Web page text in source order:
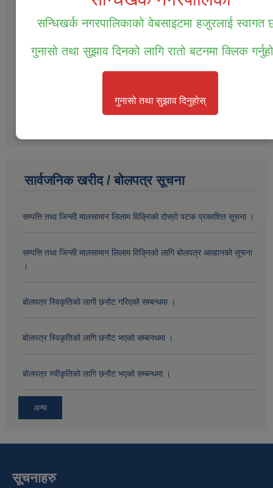
दोश्रो चौमासिक प्रगति प्रतिवेदन
बार्षिक समिक्षाको प्रतिवेदन आ.व.2077/078
सार्वजनिक खरीद / बोलपत्र सूचना
सम्पत्ति तथा जिन्सी मालसामान लिलाम विक्रिको दोस्रो पटक प्रकाशित सूचना ।
सम्पत्ति तथा जिन्सी मालसामान लिलाम विक्रिको लागि बोलपत्र आव्हानको सूचना
।
बोलपत्र स्विकृतिको लागी छनोट गरिएको सम्बन्धमा ।
बोलपत्र स्विकृतिको लागि छनौट भएको सम्बनधमा ।
बोलपत्र स्वीकृतिको लागि छनौट भएको सम्बन्धमा ।
अन्य
सूचनाहरु